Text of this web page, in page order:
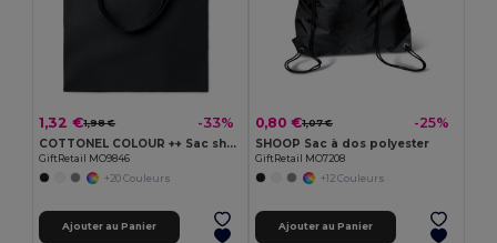
1,32 €1,98 € -33%
COTTONEL COLOUR ++ Sac shopping coton 180gr/m² MO9846-
GiftRetail MO9846
+20 Couleurs
Ajouter au Panier
0,80 €1,07 € -25%
SHOOP Sac à dos polyester
GiftRetail MO7208
+12 Couleurs
Ajouter au Panier